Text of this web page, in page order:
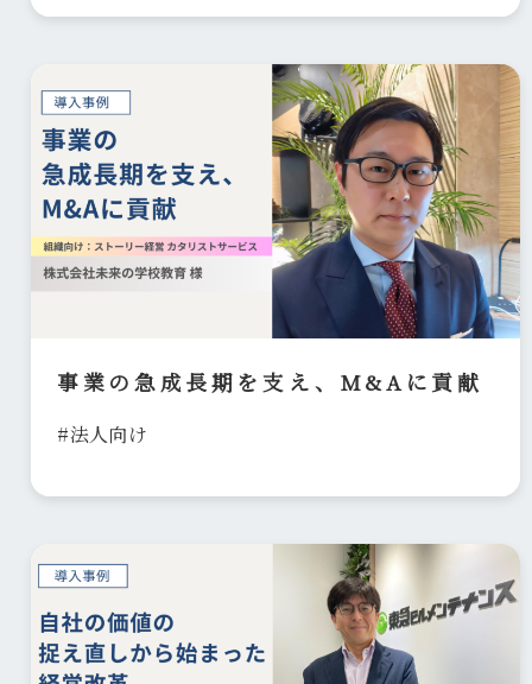
事業の急成長期を支え、M&Aに貢献
#法人向け